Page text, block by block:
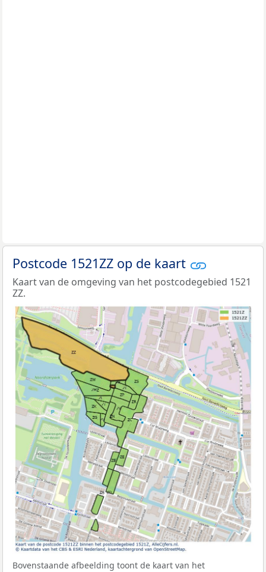
Postcode 1521ZZ op de kaart
Kaart van de omgeving van het postcodegebied 1521
ZZ.
Bovenstaande afbeelding toont de kaart van het